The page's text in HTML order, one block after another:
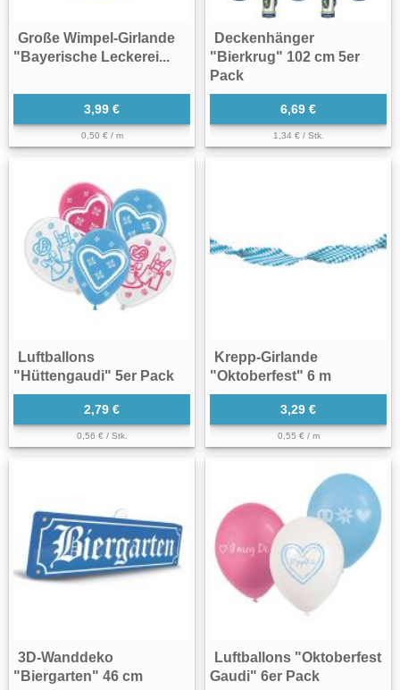
Große Wimpel-Girlande
"Bayerische Leckerei...
3,99 €
0,50 € / m
Deckenhänger
"Bierkrug" 102 cm 5er
Pack
6,69 €
1,34 € / Stk.
Luftballons
"Hüttengaudi" 5er Pack
2,79 €
0,56 € / Stk.
Krepp-Girlande
"Oktoberfest" 6 m
3,29 €
0,55 € / m
3D-Wanddeko
"Biergarten" 46 cm
Luftballons "Oktoberfest
Gaudi" 6er Pack